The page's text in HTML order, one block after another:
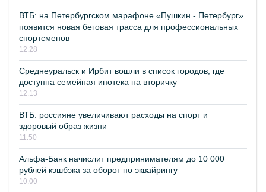
ВТБ: на Петербургском марафоне «Пушкин - Петербург»
появится новая беговая трасса для профессиональных
спортсменов
12:28
Среднеуральск и Ирбит вошли в список городов, где
доступна семейная ипотека на вторичку
12:13
ВТБ: россияне увеличивают расходы на спорт и
здоровый образ жизни
11:50
Альфа-Банк начислит предпринимателям до 10 000
рублей кэшбэка за оборот по эквайрингу
10:00